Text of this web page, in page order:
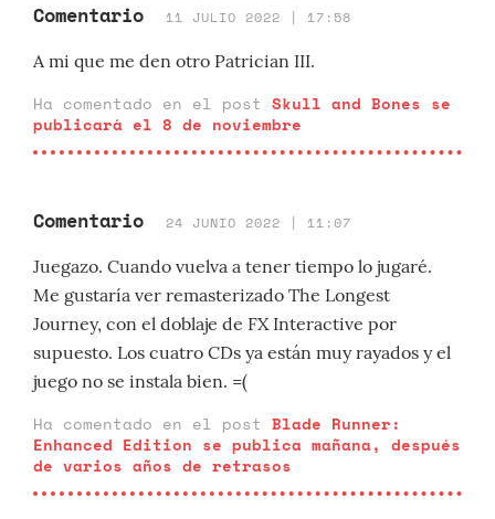
Comentario 11 JULIO 2022 | 17:58
A mi que me den otro Patrician III.
Ha comentado en el post Skull and Bones se
publicará el 8 de noviembre
Comentario 24 JUNIO 2022 | 11:07
Juegazo. Cuando vuelva a tener tiempo lo jugaré.
Me gustaría ver remasterizado The Longest
Journey, con el doblaje de FX Interactive por
supuesto. Los cuatro CDs ya están muy rayados y el
juego no se instala bien. =(
Ha comentado en el post Blade Runner:
Enhanced Edition se publica mañana, después
de varios años de retrasos